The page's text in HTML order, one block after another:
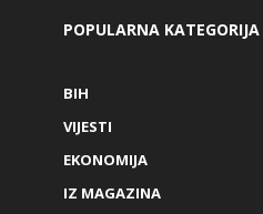
POPULARNA KATEGORIJA
BIH
VIJESTI
EKONOMIJA
IZ MAGAZINA